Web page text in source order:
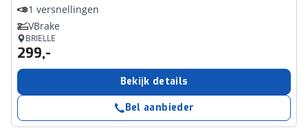
1 versnellingen
VBrake
BRIELLE
299,-
Bekijk details
Bel aanbieder